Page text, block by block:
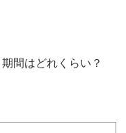
間はどれくらい？